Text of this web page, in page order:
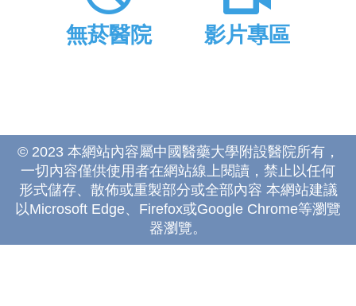
無菸醫院 影片專區
© 2023 本網站內容屬中國醫藥大學附設醫院所有，
一切內容僅供使用者在網站線上閱讀，禁止以任何
形式儲存、散佈或重製部分或全部內容 本網站建議
以Microsoft Edge、Firefox或Google Chrome等瀏覽
器瀏覽。